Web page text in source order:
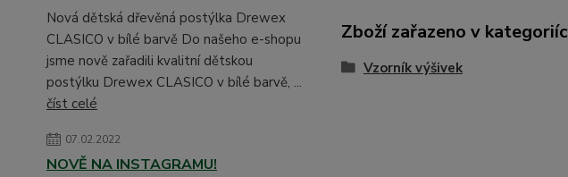
Nová dětská dřevěná postýlka Drewex
CLASICO v bílé barvě Do našeho e-shopu
jsme nově zařadili kvalitní dětskou
postýlku Drewex CLASICO v bílé barvě, ...
číst celé
07.02.2022
NOVĚ NA INSTAGRAMU!
Zboží zařazeno v
Vzorník výšivek